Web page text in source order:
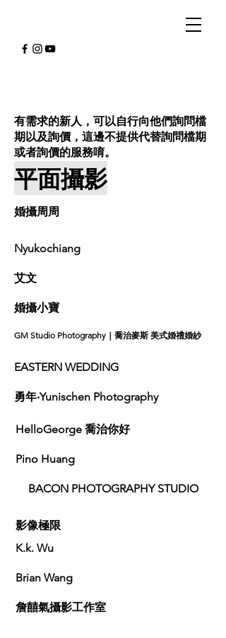
有需求的新人，可以自行向他們詢問檔
期以及詢價，這邊不提供代替詢問檔期
或者詢價的服務唷。
​平面攝影
婚攝周周
Nyukochiang
艾文
婚攝小寶
GM Studio Photography｜喬治麥斯 美式婚禮婚紗
EASTERN WEDDING
勇年‧Yunischen Photography
HelloGeorge 喬治你好
Pino Huang
BACON PHOTOGRAPHY STUDIO
影像極限
K.k. Wu
Brian Wang
詹囍氣攝影工作室